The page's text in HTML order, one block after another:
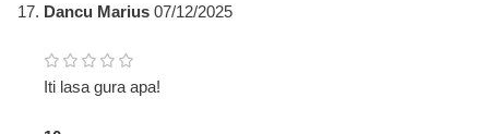
Dancu Marius 07/12/2025
Iti lasa gura apa!